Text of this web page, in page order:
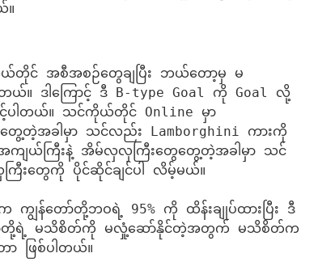
။
တိုင် အစီအစဉ်တွေချပြီး ဘယ်တော့မှ မ
တယ်။ ဒါကြောင့် ဒီ B-type Goal ကို Goal လို့
ပါတယ်။ သင်ကိုယ်တိုင် Online မှာ
ေ့တဲ့အခါမှာ သင်လည်း Lamborghini ကားကို
ြံအကျယ်ကြီးနဲ့ အိမ်လှလှကြီးတွေတွေ့တဲ့အခါမှာ သင်
းတွေကို ပိုင်ဆိုင်ချင်ပါ လိမ့်မယ်။
န်တော်တို့ဘဝရဲ့ 95% ကို ထိန်းချုပ်ထားပြီး ဒီ
ာ်တို့ရဲ့ မသိစိတ်ကို မလှုံ့ဆော်နိုင်တဲ့အတွက် မသိစိတ်က
ဖြစ်ပါတယ်။